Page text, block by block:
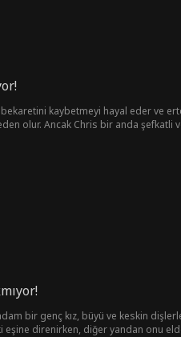
kaybetmeyi hayal eder ve
olur. Ancak Chris bir anda şefkatli
bir genç kız, büyü ve keskin
eşine direnirken, diğer yandan onu